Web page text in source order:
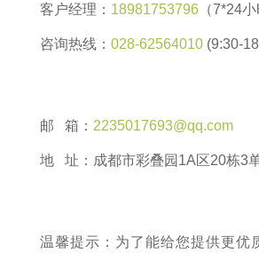
客户经理： 18981753796（7*24小
咨询热线： 028-62564010(9:30-
邮 箱： 2235017693@qq.com
地 址：成都市彩叠园1A区20栋3
温馨提示：为了能给您提供更优